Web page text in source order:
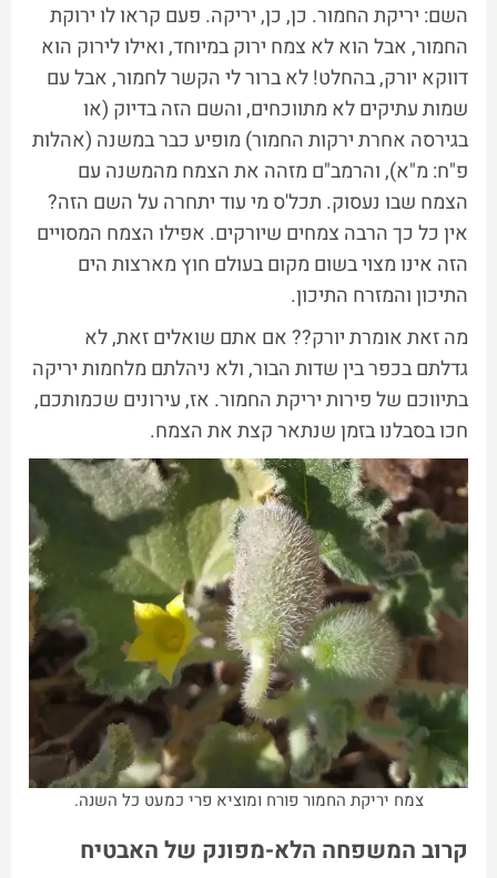
השם: יריקת החמור. כן, כן, יריקה. פעם קראו לו ירוקת
החמור, אבל הוא לא צמח ירוק במיוחד, ואילו לירוק הוא
דווקא יורק, בהחלט! לא ברור לי הקשר לחמור, אבל עם
שמות עתיקים לא מתווכחים, והשם הזה בדיוק (או
בגירסה אחרת ירקות החמור) מופיע כבר במשנה (אהלות
פ"ח: מ"א), והרמב"ם מזהה את הצמח מהמשנה עם
הצמח שבו נעסוק. תכל'ס מי עוד יתחרה על השם הזה?
אין כל כך הרבה צמחים שיורקים. אפילו הצמח המסויים
הזה אינו מצוי בשום מקום בעולם חוץ מארצות הים
התיכון והמזרח התיכון.
מה זאת אומרת יורק?? אם אתם שואלים זאת, לא
גדלתם בכפר בין שדות הבור, ולא ניהלתם מלחמות יריקה
בתיווכם של פירות יריקת החמור. אז, עירונים שכמותכם,
חכו בסבלנו בזמן שנתאר קצת את הצמח.
צמח יריקת החמור פורח ומוציא פרי כמעט כל השנה.
קרוב המשפחה הלא-מפונק של האבטיח